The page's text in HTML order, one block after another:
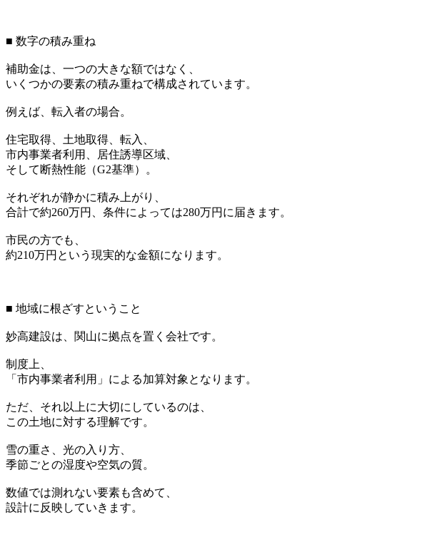
■ 数字の積み重ね
補助金は、一つの大きな額ではなく、
いくつかの要素の積み重ねで構成されています。
例えば、転入者の場合。
住宅取得、土地取得、転入、
市内事業者利用、居住誘導区域、
そして断熱性能（G2基準）。
それぞれが静かに積み上がり、
合計で約260万円、条件によっては280万円に届きます。
市民の方でも、
約210万円という現実的な金額になります。
■ 地域に根ざすということ
妙高建設は、関山に拠点を置く会社です。
制度上、
「市内事業者利用」による加算対象となります。
ただ、それ以上に大切にしているのは、
この土地に対する理解です。
雪の重さ、光の入り方、
季節ごとの湿度や空気の質。
数値では測れない要素も含めて、
設計に反映していきます。